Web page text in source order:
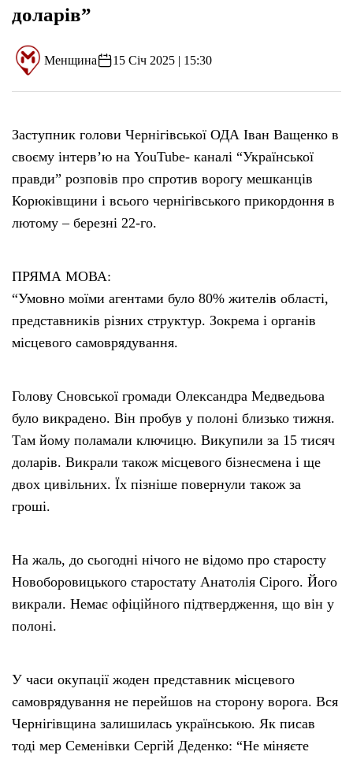
доларів”
Менщина 15 Січ 2025 | 15:30
Заступник голови Чернігівської ОДА Іван Ващенко в
своєму інтерв’ю на YouTube- каналі “Української
правди” розповів про спротив ворогу мешканців
Корюківщини і всього чернігівського прикордоння в
лютому – березні 22-го.
ПРЯМА МОВА:
“Умовно моїми агентами було 80% жителів області,
представників різних структур. Зокрема і органів
місцевого самоврядування.
Голову Сновської громади Олександра Медведьова
було викрадено. Він пробув у полоні близько тижня.
Там йому поламали ключицю. Викупили за 15 тисяч
доларів. Викрали також місцевого бізнесмена і ще
двох цивільних. Їх пізніше повернули також за
гроші.
На жаль, до сьогодні нічого не відомо про старосту
Новоборовицького старостату Анатолія Сірого. Його
викрали. Немає офіційного підтвердження, що він у
полоні.
У часи окупації жоден представник місцевого
самоврядування не перейшов на сторону ворога. Вся
Чернігівщина залишилась українською. Як писав
тоді мер Семенівки Сергій Деденко: “Не міняєте